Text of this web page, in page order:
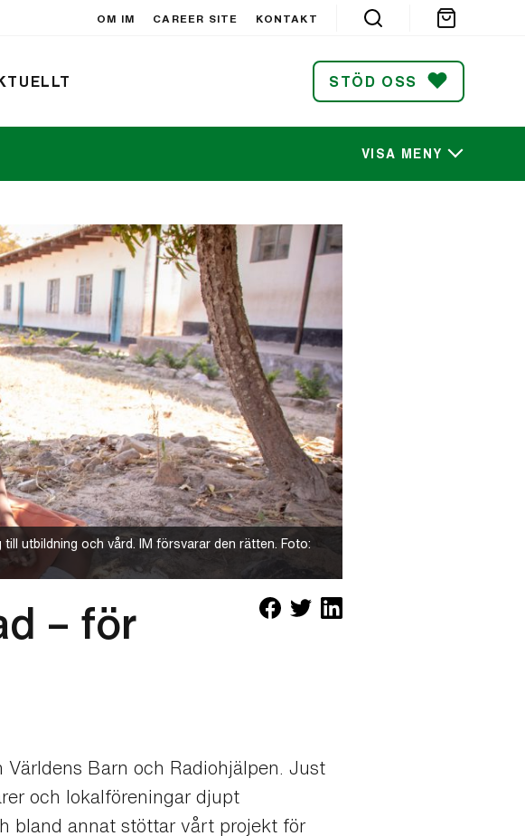
OM IM CAREER SITE KONTAKT
STÖD OSS
SÖK
VISA MENY
utbildning och vård. IM försvarar den rätten. Foto:
– för
Världens Barn och Radiohjälpen. Just
och lokalföreningar djupt
bland annat stöttar vårt projekt för